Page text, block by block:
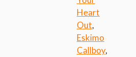
Heart
Out,
Eskimo
Callboy,